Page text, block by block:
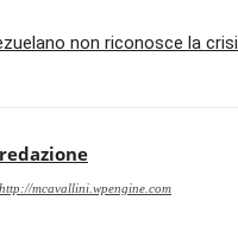
non riconosce la crisi
redazione
http://mcavallini.wpengine.com